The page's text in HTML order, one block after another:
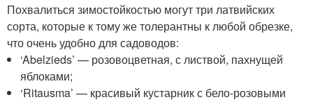
Похвалиться зимостойкостью могут три латвийских
сорта, которые к тому же толерантны к любой обрезке,
что очень удобно для садоводов:
‘Abelzieds’ — розовоцветная, с листвой, пахнущей
яблоками;
‘Ritausma’ — красивый кустарник с бело-розовыми